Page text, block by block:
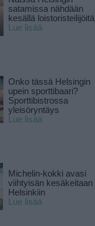
satamissa nähdään
kesällä loistoristeilijöitä
Lue lisää
Onko tässä Helsingin
upein sporttibaari?
Sporttibistrossa
yleisöryntäys
Lue lisää
Michelin-kokki avasi
viihtyisän kesäkeitaan
Helsinkiin
Lue lisää